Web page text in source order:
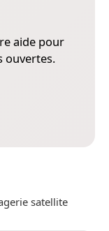
aide pour
ouvertes.
satellite